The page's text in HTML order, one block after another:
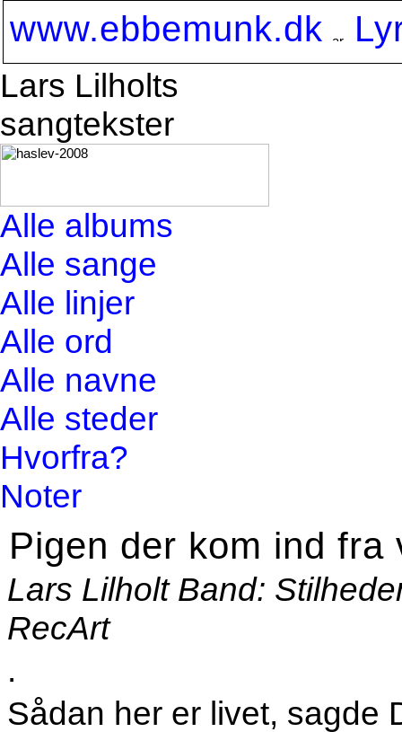
www.ebbemunk.dk
Lars Lilholts
sangtekster
Alle albums
Alle sange
Alle linjer
Alle ord
Alle navne
Alle steder
Hvorfra?
Noter
Pigen der kom ind fra
Lars Lilholt Band:
RecArt
.
Sådan her er livet, sagde